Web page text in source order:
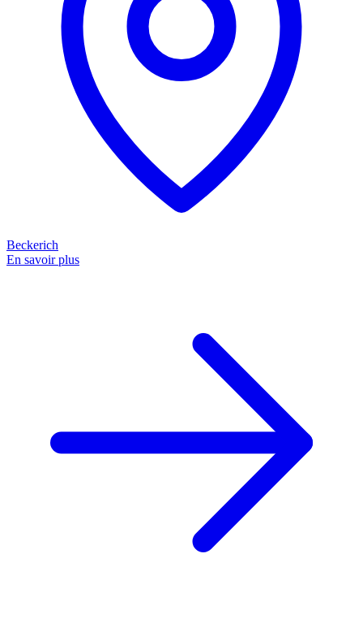
Beckerich
En savoir plus